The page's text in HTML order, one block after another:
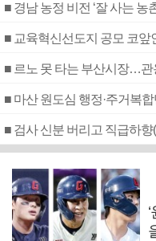
■ 경남 농정 비전 ‘잘 사는
■ 교육혁신선도지 공모 코앞
■ 르노 못 타는 부산시장…관
■ 마산 원도심 행정·주거복